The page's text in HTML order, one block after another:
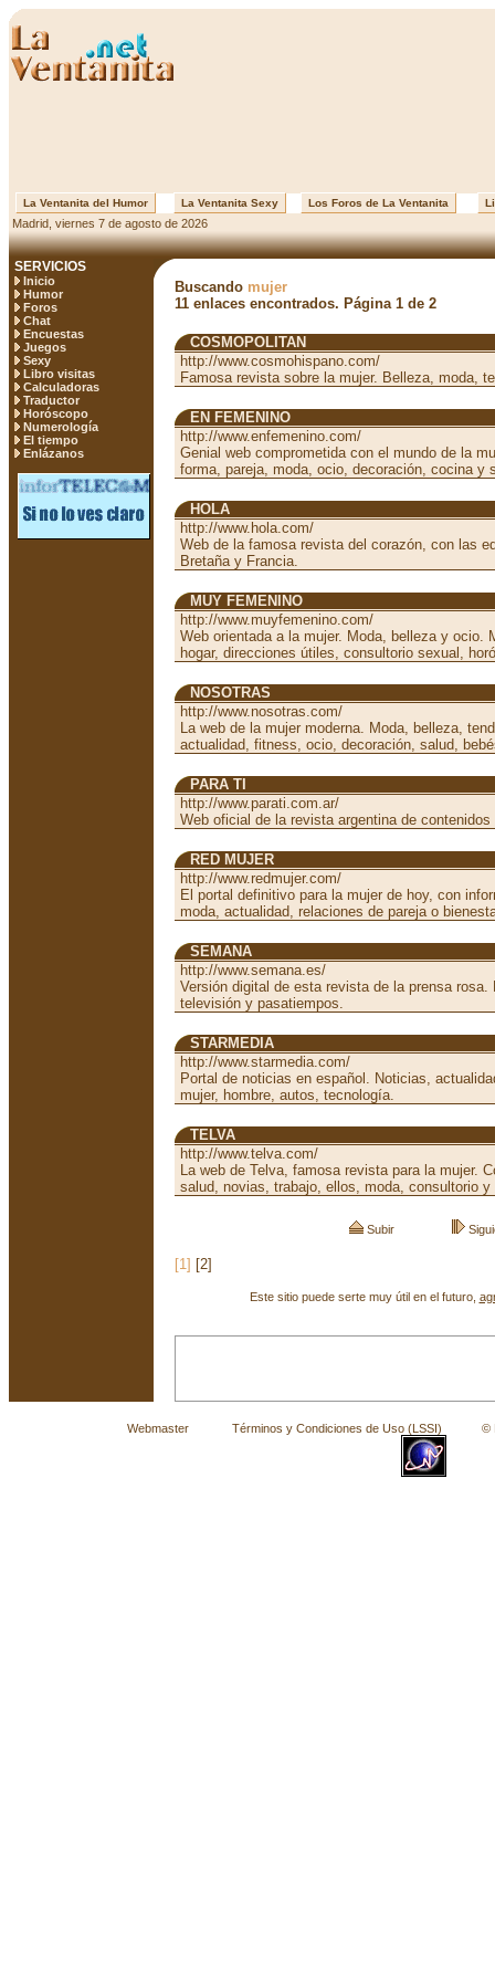
La Ventanita del Humor La Ventanita Sexy Los Foros de La Ventanita
Madrid, viernes 7 de agosto de 2026
SERVICIOS
Inicio
Humor
Foros
Chat
Encuestas
Juegos
Sexy
Libro visitas
Calculadoras
Traductor
Horóscopo
Numerología
El tiempo
Enlázanos
Buscando mujer
11 enlaces encontrados. Página 1 de 2
COSMOPOLITAN
http://www.cosmohispano.com/
Famosa revista sobre la mujer. Belleza, moda,
EN FEMENINO
http://www.enfemenino.com/
Genial web comprometida con el mundo de la
forma, pareja, moda, ocio, decoración, cocina y
HOLA
http://www.hola.com/
Web de la famosa revista del corazón, con las
Bretaña y Francia.
MUY FEMENINO
http://www.muyfemenino.com/
Web orientada a la mujer. Moda, belleza y ocio.
hogar, direcciones útiles, consultorio sexual,
NOSOTRAS
http://www.nosotras.com/
La web de la mujer moderna. Moda, belleza,
actualidad, fitness, ocio, decoración, salud,
PARA TI
http://www.parati.com.ar/
Web oficial de la revista argentina de
RED MUJER
http://www.redmujer.com/
El portal definitivo para la mujer de hoy, con
moda, actualidad, relaciones de pareja o
SEMANA
http://www.semana.es/
Versión digital de esta revista de la prensa
televisión y pasatiempos.
STARMEDIA
http://www.starmedia.com/
Portal de noticias en español. Noticias,
mujer, hombre, autos, tecnología.
TELVA
http://www.telva.com/
La web de Telva, famosa revista para la mujer.
salud, novias, trabajo, ellos, moda, consultorio y
Subir
[1] [2]
Este sitio puede serte muy útil en el futuro,
Webmaster Términos y Condiciones de Uso (LSSI) © La